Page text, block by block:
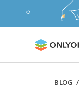
BLOG /